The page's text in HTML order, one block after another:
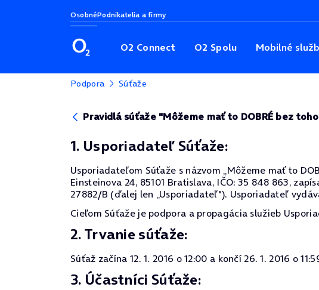
OsobnéPodnikatelia a firmy
O2 Connect O2 Spolu Mobilné
Podpora Súťaže
Pravidlá súťaže "Môžeme mať to DOBRÉ bez toho
1. Usporiadateľ Súťaže:
Usporiadateľom Súťaže s názvom „Môžeme mať to
Einsteinova 24, 85101 Bratislava, IČO: 35 848 863,
27882/B (ďalej len „Usporiadateľ"). Usporiadateľ
Cieľom Súťaže je podpora a propagácia služieb
2. Trvanie súťaže:
Súťaž začína 12. 1. 2016 o 12:00 a končí 26. 1. 2016 o
3. Účastníci Súťaže: